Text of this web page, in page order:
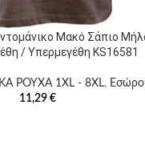
Μακό Σάπιο
/ Υπερμεγέθη KS16581
ΡΟΥΧΑ 1XL - 8XL,
11,29 €